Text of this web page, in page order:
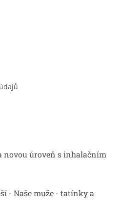
novou úroveň s inhalačním
- Naše muže - tatínky a